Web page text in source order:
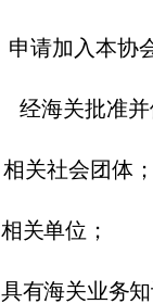
申请加入本协
经海关批准
相关社会团体
相关单位；
具有海关业务